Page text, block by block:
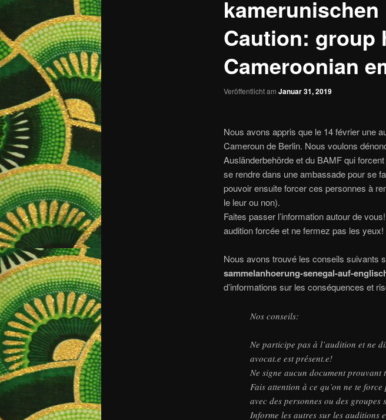
Caution: group
Cameroonian
Veröffentlicht am Januar 31, 2019
Nous avons appris que le 14 février une
Cameroun de Berlin. Nous voulons
Ausländerbehörde et du BAMF qui
se rendre dans une ambassade pour se
pouvoir ensuite forcer ces personnes à
le leur ou non).
Faites passer l’information autour de
audition forcée et ne fermez pas les yeux!
Nous avons trouvé les conseils suivants
sammelanhoerung-senegal-auf-
d’informations sur les conséquences et
Nos conseils:
Ne participe pas à l’audition et ne
avocat.e est présent.e!
Ne signe aucun document
Fais attention à ce qu’on ne te
avec des personnes ou des groupes
Informe les autres sur les auditions